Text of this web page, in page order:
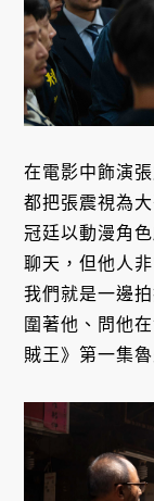
在電影中飾演
都把張震視為
冠廷以動漫角
聊天，但他人
我們就是一邊
圍著他、問他
賊王》第一集